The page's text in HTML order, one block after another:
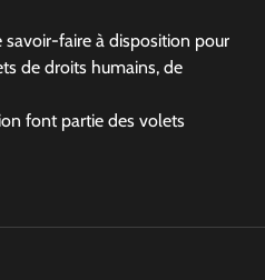
faire à disposition pour
de droits humains, de
font partie des volets